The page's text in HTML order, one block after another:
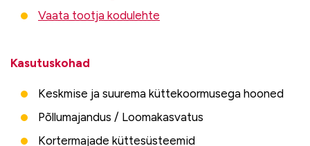
Vaata tootja kodulehte
Kasutuskohad
Keskmise ja suurema küttekoormusega hooned
Põllumajandus / Loomakasvatus
Kortermajade küttesüsteemid